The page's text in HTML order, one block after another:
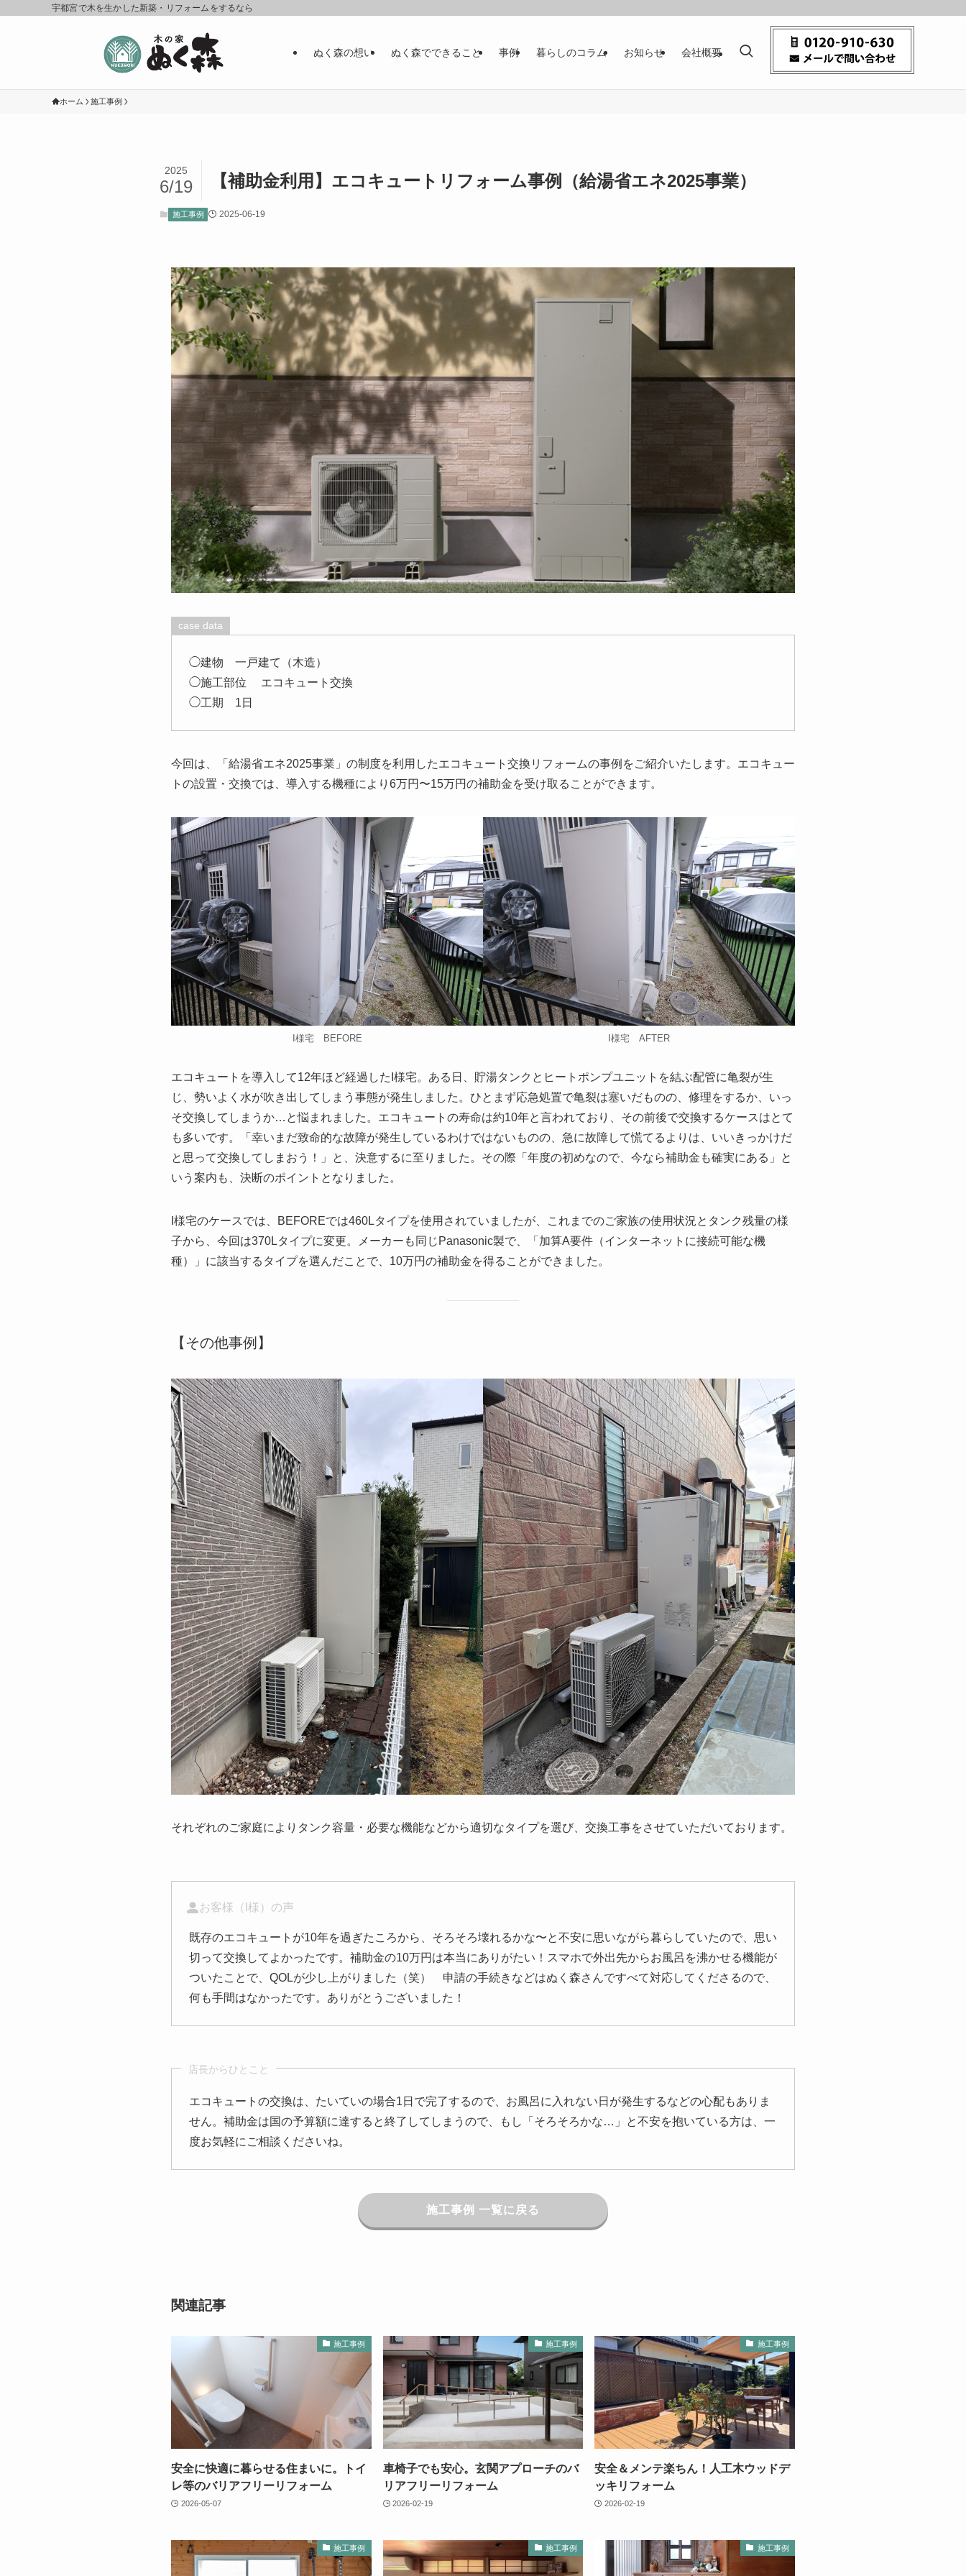
宇都宮で木を生かした新築・リフォームをするなら
ぬく森の想い ぬく森でできること 事例 暮らしのコラム お知らせ 会社概要
ホーム 施工事例
【補助金利用】エコキュートリフォーム事例（給湯省エネ2025事業）
2025
6/19
施工事例 2025-06-19
case data
◯建物 一戸建て（木造）
◯施工部位 エコキュート交換
◯工期 1日
今回は、「給湯省エネ2025事業」の制度を利用したエコキュート交換リフォームの事例をご紹介いたします。エコキュー
トの設置・交換では、導入する機種により6万円〜15万円の補助金を受け取ることができます。
I様宅 BEFORE I様宅 AFTER
エコキュートを導入して12年ほど経過したI様宅。ある日、貯湯タンクとヒートポンプユニットを結ぶ配管に亀裂が生
じ、勢いよく水が吹き出してしまう事態が発生しました。ひとまず応急処置で亀裂は塞いだものの、修理をするか、いっ
そ交換してしまうか…と悩まれました。エコキュートの寿命は約10年と言われており、その前後で交換するケースはとて
も多いです。「幸いまだ致命的な故障が発生しているわけではないものの、急に故障して慌てるよりは、いいきっかけだ
と思って交換してしまおう！」と、決意するに至りました。その際「年度の初めなので、今なら補助金も確実にある」と
いう案内も、決断のポイントとなりました。
I様宅のケースでは、BEFOREでは460Lタイプを使用されていましたが、これまでのご家族の使用状況とタンク残量の様
子から、今回は370Lタイプに変更。メーカーも同じPanasonic製で、「加算A要件（インターネットに接続可能な機
種）」に該当するタイプを選んだことで、10万円の補助金を得ることができました。
【その他事例】
それぞれのご家庭によりタンク容量・必要な機能などから適切なタイプを選び、交換工事をさせていただいております。
お客様（I様）の声
既存のエコキュートが10年を過ぎたころから、そろそろ壊れるかな〜と不安に思いながら暮らしていたので、思い
切って交換してよかったです。補助金の10万円は本当にありがたい！スマホで外出先からお風呂を沸かせる機能が
ついたことで、QOLが少し上がりました（笑） 申請の手続きなどはぬく森さんですべて対応してくださるので、
何も手間はなかったです。ありがとうございました！
店長からひとこと
エコキュートの交換は、たいていの場合1日で完了するので、お風呂に入れない日が発生するなどの心配もありま
せん。補助金は国の予算額に達すると終了してしまうので、もし「そろそろかな…」と不安を抱いている方は、一
度お気軽にご相談くださいね。
施工事例 一覧に戻る
関連記事
施工事例
安全に快適に暮らせる住まいに。トイ
レ等のバリアフリーリフォーム
2026-05-07
施工事例
車椅子でも安心。玄関アプローチのバ
リアフリーリフォーム
2026-02-19
施工事例
安全＆メンテ楽ちん！人工木ウッドデ
ッキリフォーム
2026-02-19
施工事例 施工事例 施工事例